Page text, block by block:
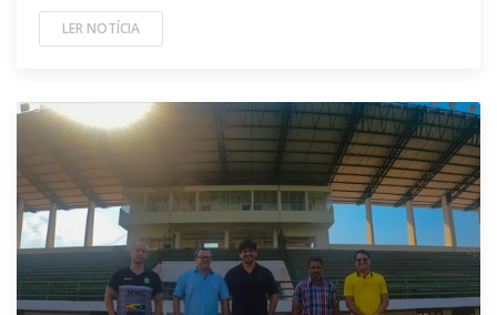
LER NOTÍCIA